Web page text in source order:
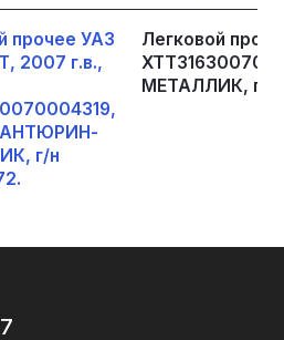
прочее УАЗ
2007 г.в.,
г/н
Легковой
МЕТАЛЛИК, г/н